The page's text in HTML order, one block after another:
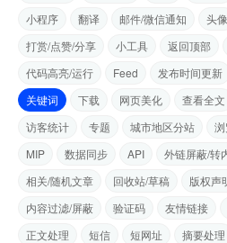
小程序
翻译 邮件/微信通知 头像
打赏/点赞/分享
小工具 返回顶部
代码高亮/运行
Feed 发布时间更新
关键词
下载 网页美化 查看全文
访客统计
专题 城市地区分站
MIP
数据同步 API 外链屏蔽/转
相关/随机文章
回收站/草稿 版权声
内容过滤/屏蔽
验证码 友情链接
正文处理
短信 短网址 摘要处理